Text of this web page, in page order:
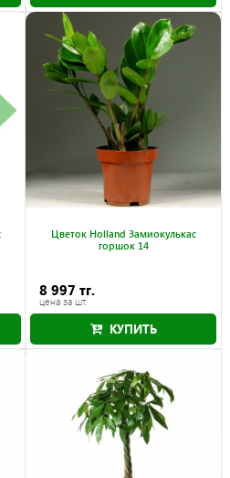
Цветок Holland Замиокулькас
горшок 14
8 997 тг.
цена за шт.
КУПИТЬ